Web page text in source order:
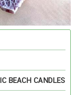
BEACH CANDLES